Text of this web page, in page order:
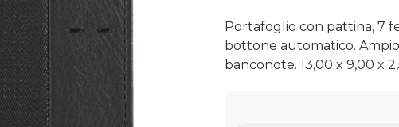
Portafoglio con pattina, 7
bottone automatico.
banconote. 13,00 x 9,00 x